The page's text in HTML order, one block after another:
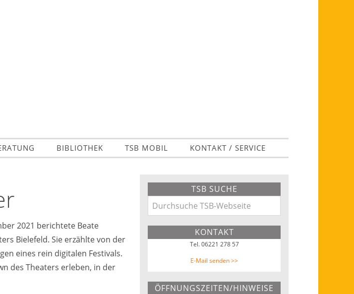
BIBLIOTHEK TSB MOBIL KONTAKT / SERVICE
2021 berichtete Beate
Bielefeld. Sie erzählte von der
eines rein digitalen Festivals.
des Theaters erleben, in der
Sidebar
TSB SUCHE
Durchsuche
TSB-
KONTAKT
Tel. 06221 278 57
E-Mail senden >>
ÖFFNUNGSZEITEN/HINWEISE